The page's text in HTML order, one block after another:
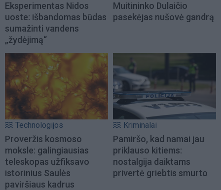
Eksperimentas Nidos
uoste: išbandomas būdas
sumažinti vandens
„žydėjimą“
Muitininko Dulaičio
pasekėjas nušovė gandrą
Technologijos
Proveržis kosmoso
moksle: galingiausias
teleskopas užfiksavo
istorinius Saulės
paviršiaus kadrus
Kriminalai
Pamiršo, kad namai jau
priklauso kitiems:
nostalgija daiktams
privertė griebtis smurto